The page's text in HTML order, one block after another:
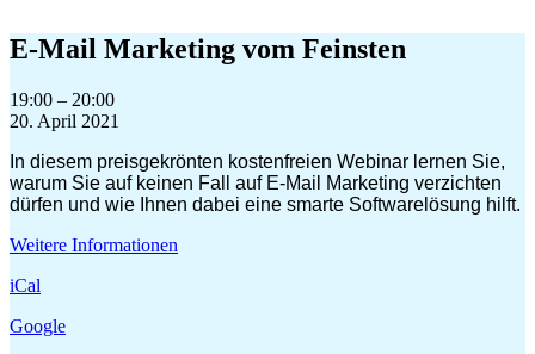
Inhalt
springen
E-Mail Marketing vom Feinsten
E-
Mail
vom
Feinsten
19:00 – 20:00
20. April 2021
In diesem preisgekrönten kostenfreien Webinar lernen Sie,
warum Sie auf keinen Fall auf E-Mail Marketing verzichten
dürfen und wie Ihnen dabei eine smarte Softwarelösung hilft.
Weitere Informationen
iCal
Google